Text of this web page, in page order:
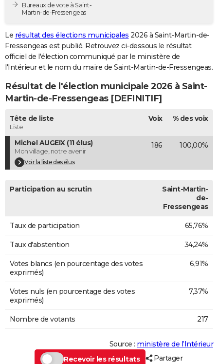
Destinations
City break
Voyage nature
Voyage de noces
Forum
PHOTO
GUIDES D'ACHAT
BONS PLANS
CARTE DE VOEUX
Carte de Noël
Carte Bonne année
Carte Saint-Valentin
Carte Pâques
Carte d'anniversaire
DICTIONNAIRE
COPAINS D'AVANT
S'inscrire
Se connecter
Lycées
Collèges
Primaires
Universités
Entreprises
Service militaire
Avis de recherche
AVIS DE DÉCÈS
FORUM
Bricolage
Lifestyle
Culture
Sport
Auto
Television
Voyage
Cinema
Bureaux de vote à Saint-
Martin-de-Fressengeas
Le résultat des élections municipales 2026 à Saint-Martin-de-
Fressengeas est publié. Retrouvez ci-dessous le résultat
officiel de l'élection communiqué par le ministère de
l'Intérieur et le nom du maire de Saint-Martin-de-Fressengeas.
Résultat de l'élection municipale 2026 à Saint-
Martin-de-Fressengeas [DEFINITIF]
Tête de liste
Liste
Voix % des voix
Michel AUGEIX (11 élus)
Mon village, notre avenir
Voir la liste des élus
186 100,00%
Participation au scrutin
Saint-Martin-
de-
Fressengeas
Taux de participation 65,76%
Taux d'abstention 34,24%
Votes blancs (en pourcentage des votes
exprimés)
6,91%
Votes nuls (en pourcentage des votes
exprimés)
7,37%
Nombre de votants 217
Source : ministère de l’Intérieur
Recevoir les résultats
Partager